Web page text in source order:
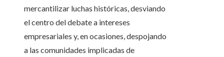
mercantilizar luchas históricas, desviando
el centro del debate a intereses
empresariales y, en ocasiones, despojando
a las comunidades implicadas de